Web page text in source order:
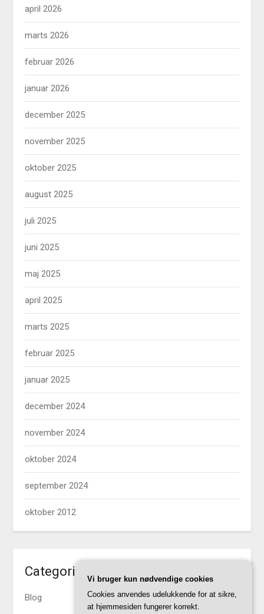
april 2026
marts 2026
februar 2026
januar 2026
december 2025
november 2025
oktober 2025
august 2025
juli 2025
juni 2025
maj 2025
april 2025
marts 2025
februar 2025
januar 2025
december 2024
november 2024
oktober 2024
september 2024
oktober 2012
Categories
Blog
Vi bruger kun nødvendige cookies
Cookies anvendes udelukkende for at sikre,
at hjemmesiden fungerer korrekt.